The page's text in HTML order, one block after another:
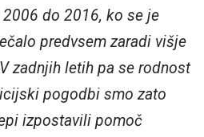
do 2016, ko se je
predvsem zaradi višje
zadnjih letih pa se rodnost
pogodbi smo zato
izpostavili pomoč